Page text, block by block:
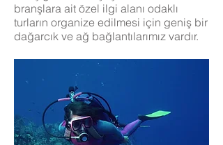
branşlara ait özel ilgi alanı odaklı
turların organize edilmesi için geniş bir
dağarcık ve ağ bağlantılarımız vardır.